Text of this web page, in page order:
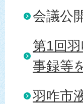
会議公
第1回
事録等
羽咋市